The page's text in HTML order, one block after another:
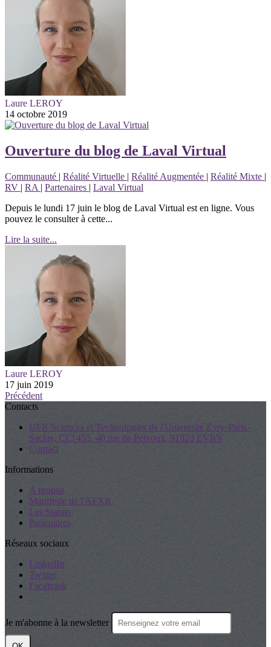
Laure LEROY
14 octobre 2019
Ouverture du blog de Laval Virtual
Communauté | Réalité Virtuelle | Réalité Augmentée | Réalité Mixte |
RV | RA | Partenaires | Laval Virtual
Depuis le lundi 17 juin le blog de Laval Virtual est en ligne. Vous
pouvez le consulter à cette...
Lire la suite...
Laure LEROY
17 juin 2019
Précédent
Contacts
UFR Sciences et Technologies de l'Université Evry-Paris-
Saclay, CE1455, 40 rue de Pelvoux, 91020 EVRY
Contact
Informations
A propos
Manifeste de l'AFXR
Les Statuts
Partenaires
Réseaux sociaux
LinkedIn
Twitter
Facebook
Je m'abonne à la newsletter